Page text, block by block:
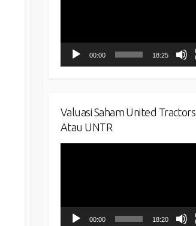
00:00 18:25
Valuasi Saham United Tractors
Atau UNTR
00:00 18:20